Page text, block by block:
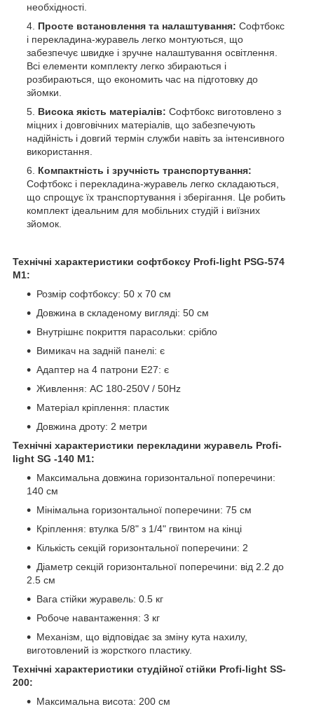
необхідності.
Просте встановлення та налаштування: Софтбокс
і перекладина-журавель легко монтуються, що
забезпечує швидке і зручне налаштування освітлення.
Всі елементи комплекту легко збираються і
розбираються, що економить час на підготовку до
зйомки.
Висока якість матеріалів: Софтбокс виготовлено з
міцних і довговічних матеріалів, що забезпечують
надійність і довгий термін служби навіть за інтенсивного
використання.
Компактність і зручність транспортування:
Софтбокс і перекладина-журавель легко складаються,
що спрощує їх транспортування і зберігання. Це робить
комплект ідеальним для мобільних студій і виїзних
зйомок.
Технічні характеристики софтбоксу Profi-light PSG-574
M1:
Розмір софтбоксу: 50 х 70 см
Довжина в складеному вигляді: 50 см
Внутрішнє покриття парасольки: срібло
Вимикач на задній панелі: є
Адаптер на 4 патрони E27: є
Живлення: AC 180-250V / 50Hz
Матеріал кріплення: пластик
Довжина дроту: 2 метри
Технічні характеристики перекладини журавель Profi-
light SG -140 M1:
Максимальна довжина горизонтальної поперечини:
140 см
Мінімальна горизонтальної поперечини: 75 см
Кріплення: втулка 5/8" з 1/4" гвинтом на кінці
Кількість секцій горизонтальної поперечини: 2
Діаметр секцій горизонтальної поперечини: від 2.2 до
2.5 см
Вага стійки журавель: 0.5 кг
Робоче навантаження: 3 кг
Механізм, що відповідає за зміну кута нахилу,
виготовлений із жорсткого пластику.
Технічні характеристики студійної стійки Profi-light SS-
200:
Максимальна висота: 200 см